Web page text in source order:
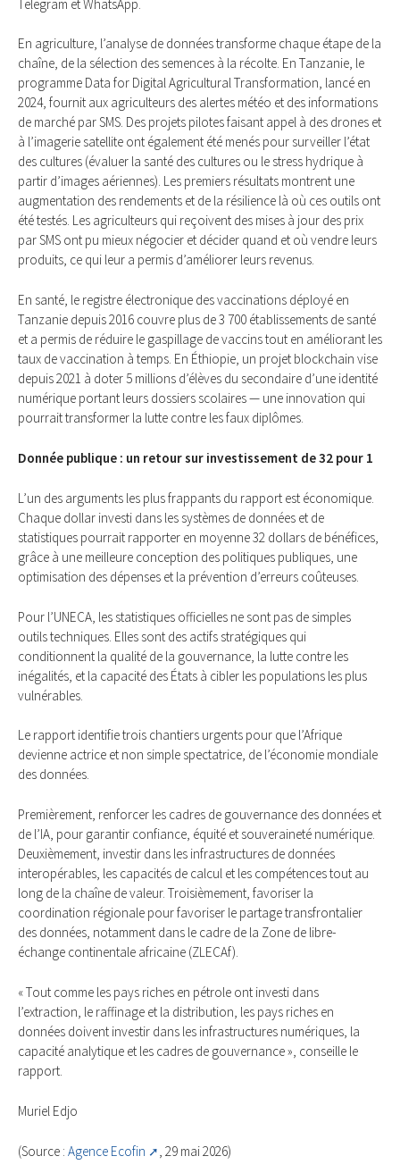
Telegram et WhatsApp.
En agriculture, l’analyse de données transforme chaque étape de la
chaîne, de la sélection des semences à la récolte. En Tanzanie, le
programme Data for Digital Agricultural Transformation, lancé en
2024, fournit aux agriculteurs des alertes météo et des informations
de marché par SMS. Des projets pilotes faisant appel à des drones et
à l’imagerie satellite ont également été menés pour surveiller l’état
des cultures (évaluer la santé des cultures ou le stress hydrique à
partir d’images aériennes). Les premiers résultats montrent une
augmentation des rendements et de la résilience là où ces outils ont
été testés. Les agriculteurs qui reçoivent des mises à jour des prix
par SMS ont pu mieux négocier et décider quand et où vendre leurs
produits, ce qui leur a permis d’améliorer leurs revenus.
En santé, le registre électronique des vaccinations déployé en
Tanzanie depuis 2016 couvre plus de 3 700 établissements de santé
et a permis de réduire le gaspillage de vaccins tout en améliorant les
taux de vaccination à temps. En Éthiopie, un projet blockchain vise
depuis 2021 à doter 5 millions d’élèves du secondaire d’une identité
numérique portant leurs dossiers scolaires — une innovation qui
pourrait transformer la lutte contre les faux diplômes.
Donnée publique : un retour sur investissement de 32 pour 1
L’un des arguments les plus frappants du rapport est économique.
Chaque dollar investi dans les systèmes de données et de
statistiques pourrait rapporter en moyenne 32 dollars de bénéfices,
grâce à une meilleure conception des politiques publiques, une
optimisation des dépenses et la prévention d’erreurs coûteuses.
Pour l’UNECA, les statistiques officielles ne sont pas de simples
outils techniques. Elles sont des actifs stratégiques qui
conditionnent la qualité de la gouvernance, la lutte contre les
inégalités, et la capacité des États à cibler les populations les plus
vulnérables.
Le rapport identifie trois chantiers urgents pour que l’Afrique
devienne actrice et non simple spectatrice, de l’économie mondiale
des données.
Premièrement, renforcer les cadres de gouvernance des données et
de l’IA, pour garantir confiance, équité et souveraineté numérique.
Deuxièmement, investir dans les infrastructures de données
interopérables, les capacités de calcul et les compétences tout au
long de la chaîne de valeur. Troisièmement, favoriser la
coordination régionale pour favoriser le partage transfrontalier
des données, notamment dans le cadre de la Zone de libre-
échange continentale africaine (ZLECAf).
« Tout comme les pays riches en pétrole ont investi dans
l’extraction, le raffinage et la distribution, les pays riches en
données doivent investir dans les infrastructures numériques, la
capacité analytique et les cadres de gouvernance », conseille le
rapport.
Muriel Edjo
(Source : Agence Ecofin , 29 mai 2026)